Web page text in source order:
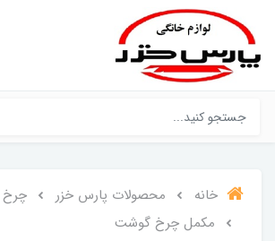
خانه محصولات پارس خزر
مکمل چرخ گوشت